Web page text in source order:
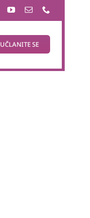
UČLANITE SE